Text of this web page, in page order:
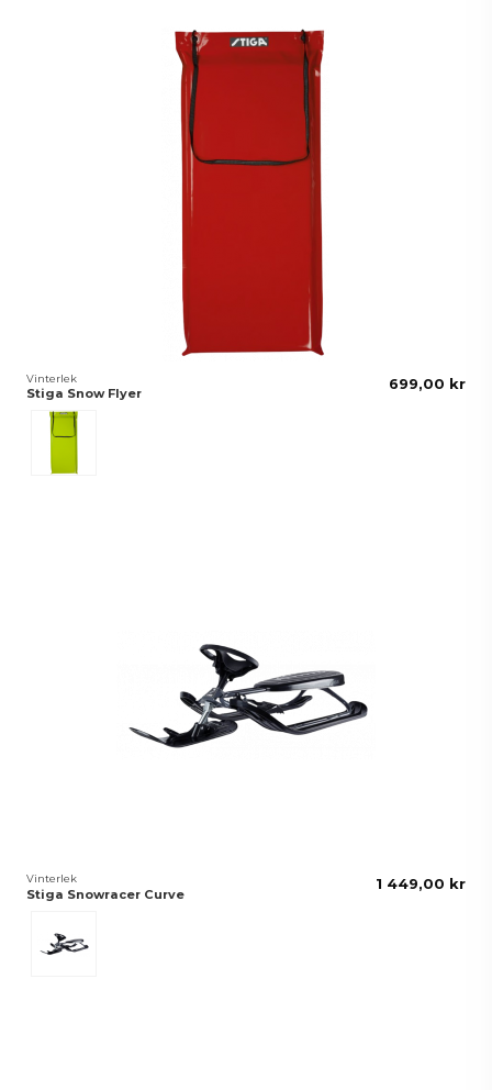
Vinterlek
Stiga Snow Flyer
Grön
699,00 kr
Vinterlek
Stiga Snowracer Curve
1 449,00 kr